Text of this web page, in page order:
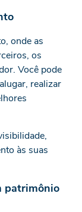
onde as
os
Você pode
realizar
às suas
patrimônio